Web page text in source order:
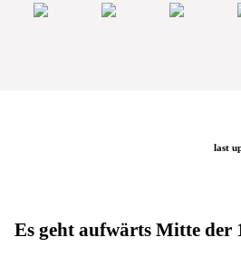
last
Es geht aufwärts Mitte der